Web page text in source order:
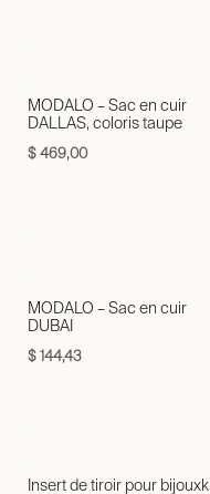
MODALO – Sac en cuir
DALLAS, coloris taupe
$469,00
MODALO – Sac en cuir
DUBAI
$144,43
Insert de tiroir pour bijouxk